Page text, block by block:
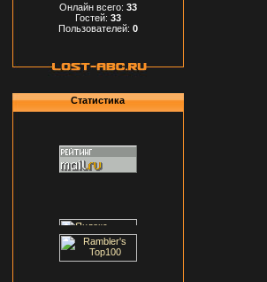
Онлайн всего: 33
Гостей: 33
Пользователей: 0
Статистика